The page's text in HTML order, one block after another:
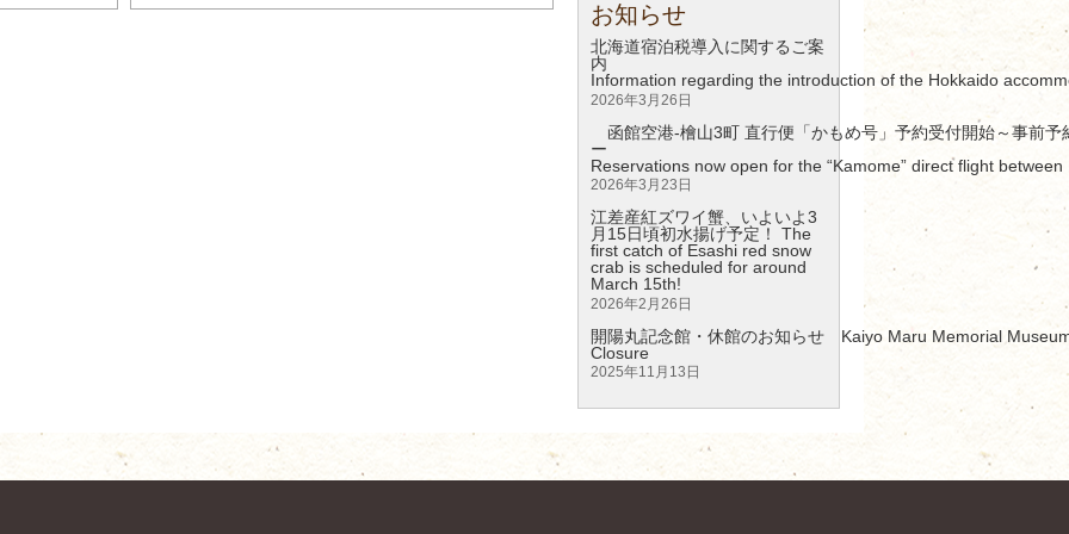
お知らせ
北海道宿泊税導入に関するご案
Information regarding the introduction of the Hokkaido
2026年3月26日
函館空港-檜山3町 直行便「かもめ号」予約受付開始～事前予
Reservations now open for the “Kamome” direct flight
2026年3月23日
江差産紅ズワイ蟹、いよいよ3
月15日頃初水揚げ予定！ The
first catch of Esashi red snow
crab is scheduled for around
March 15th!
2026年2月26日
開陽丸記念館・休館のお知らせ Kaiyo Maru Memorial
2025年11月13日